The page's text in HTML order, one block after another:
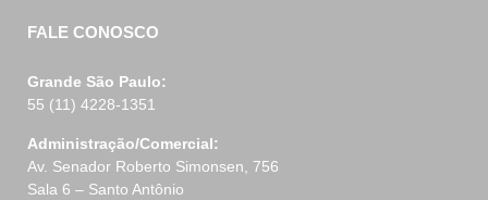
FALE CONOSCO
Grande São Paulo:
55 (11) 4228-1351
Administração/Comercial:
Av. Senador Roberto Simonsen, 756
Sala 6 – Santo Antônio